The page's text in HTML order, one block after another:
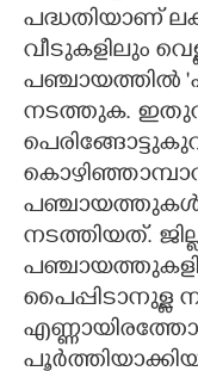
പദ്ധതിയാണ്
വീടുകളിലും
പഞ്ചായത്തിൽ
നടത്തുക.
പഞ്ചായത്തുകൾ
നടത്തിയത്.
പൈപ്പിടാനുള്ള